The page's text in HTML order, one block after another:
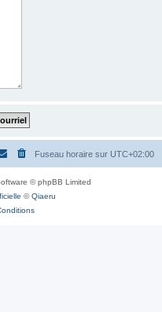
Fuseau horaire sur UTC+02:00
© phpBB Limited
©Qiaeru